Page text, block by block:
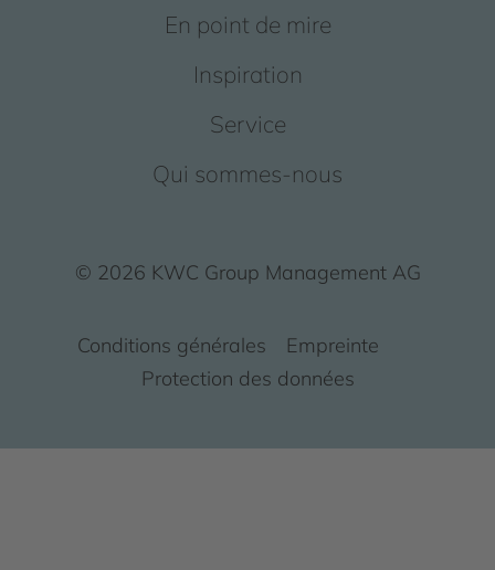
En point de mire
Inspiration
Service
Qui sommes-nous
© 2026 KWC Group Management AG
Conditions générales
Empreinte
Protection des données